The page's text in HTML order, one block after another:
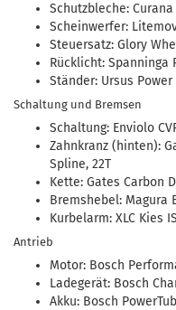
Schutzbleche:
Scheinwerfer:
Steuersatz: Glory
Rücklicht: Spanninga
Ständer: Ursus
Schaltung und Bremsen
Schaltung: Enviolo
Zahnkranz (hinten):
Spline, 22T
Kette: Gates Carbon
Bremshebel: Magura
Kurbelarm: XLC Kies
Antrieb
Motor: Bosch
Ladegerät: Bosch
Akku: Bosch